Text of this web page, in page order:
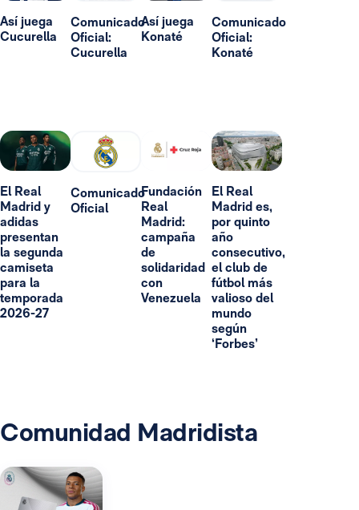
Así juega
Cucurella
Comunicado
Oficial:
Cucurella
Así juega
Konaté
Comunicado
Oficial:
Konaté
El Real
Madrid y
adidas
presentan
la segunda
camiseta
para la
temporada
2026-27
Comunicado
Oficial
Fundación
Real
Madrid:
campaña
de
solidaridad
con
Venezuela
El Real
Madrid es,
por quinto
año
consecutivo,
el club de
fútbol más
valioso del
mundo
según
‘Forbes’
Comunidad Madridista